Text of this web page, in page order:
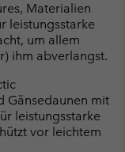
Materialien
leistungsstarke
um allem
ihm abverlangst.
Gänsedaunen mit
leistungsstarke
vor leichtem